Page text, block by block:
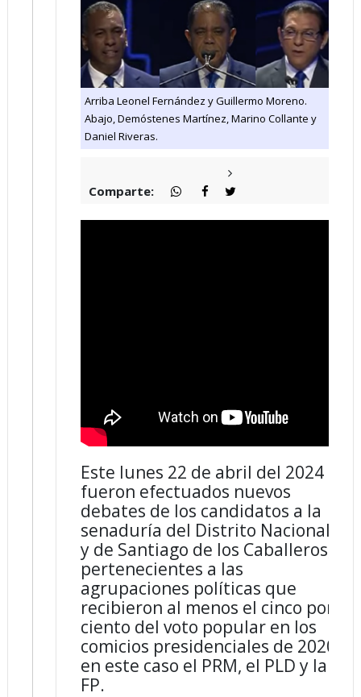
Arriba Leonel Fernández y Guillermo Moreno.
Abajo, Demóstenes Martínez, Marino Collante y
Daniel Riveras.
Comparte:
Este lunes 22 de abril del 2024
fueron efectuados nuevos
debates de los candidatos a la
senaduría del Distrito Nacional
y de Santiago de los Caballeros,
pertenecientes a las
agrupaciones políticas que
recibieron al menos el cinco por
ciento del voto popular en los
comicios presidenciales de 2020,
en este caso el PRM, el PLD y la
FP.